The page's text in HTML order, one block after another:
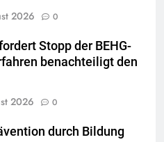
2026 0
Stopp der BEHG-
benachteiligt den
2026 0
durch Bildung